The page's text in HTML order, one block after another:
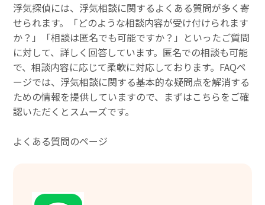
浮気探偵には、浮気相談に関するよくある質問が多く寄
せられます。「どのような相談内容が受け付けられます
か？」「相談は匿名でも可能ですか？」といったご質問
に対して、詳しく回答しています。匿名での相談も可能
で、相談内容に応じて柔軟に対応しております。FAQペ
ージでは、浮気相談に関する基本的な疑問点を解消する
ための情報を提供していますので、まずはこちらをご確
認いただくとスムーズです。
よくある質問のページ